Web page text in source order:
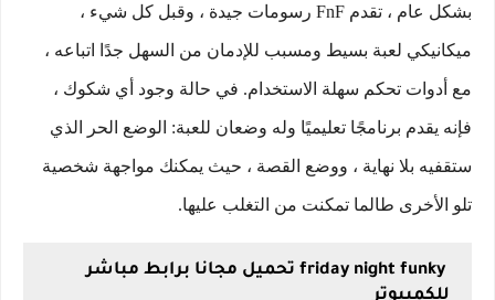
بشكل عام ، تقدم FnF رسومات جيدة ، وقبل كل شيء ،
ميكانيكي لعبة بسيط ومسبب للإدمان من السهل جدًا اتباعه ،
مع أدوات تحكم سهلة الاستخدام. في حالة وجود أي شكوك ،
فإنه يقدم برنامجًا تعليميًا وله وضعان للعبة: الوضع الحر الذي
ستقفيه بلا نهاية ، ووضع القصة ، حيث يمكنك مواجهة شخصية
تلو الأخرى طالما تمكنت من التغلب عليها.
friday night funky تحميل مجانا برابط مباشر
للكمبيوتر